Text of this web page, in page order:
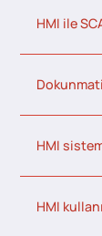
HMI ile
HMI
HMI